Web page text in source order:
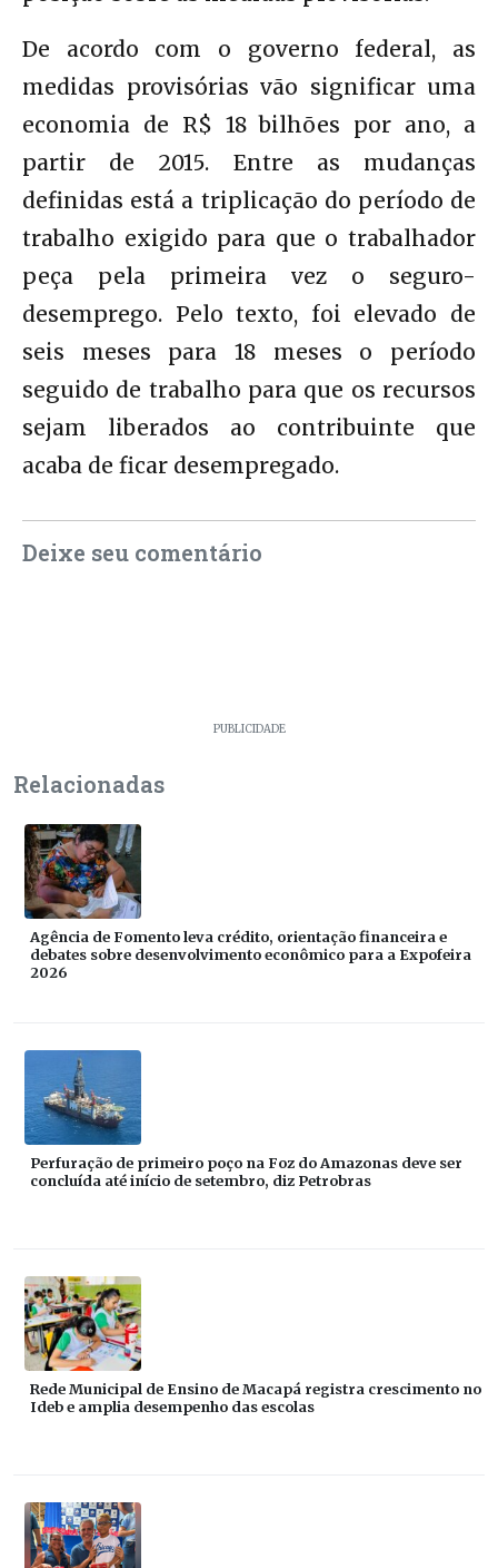
De acordo com o governo federal, as
medidas provisórias vão significar uma
economia de R$ 18 bilhões por ano, a
partir de 2015. Entre as mudanças
definidas está a triplicação do período de
trabalho exigido para que o trabalhador
peça pela primeira vez o seguro-
desemprego. Pelo texto, foi elevado de
seis meses para 18 meses o período
seguido de trabalho para que os recursos
sejam liberados ao contribuinte que
acaba de ficar desempregado.
Deixe seu comentário
PUBLICIDADE
Relacionadas
Agência de Fomento leva crédito, orientação financeira e
debates sobre desenvolvimento econômico para a Expofeira
2026
Perfuração de primeiro poço na Foz do Amazonas deve ser
concluída até início de setembro, diz Petrobras
Rede Municipal de Ensino de Macapá registra crescimento no
Ideb e amplia desempenho das escolas